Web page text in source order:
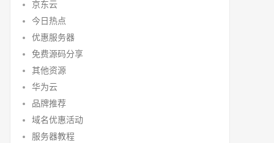
京东云
今日热点
优惠服务器
免费源码分享
其他资源
华为云
品牌推荐
域名优惠活动
服务器教程